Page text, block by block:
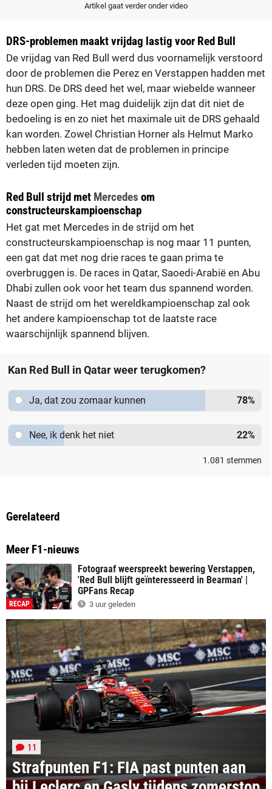
Artikel gaat verder onder video
DRS-problemen maakt vrijdag lastig voor Red Bull
De vrijdag van Red Bull werd dus voornamelijk verstoord
door de problemen die Perez en Verstappen hadden met
hun DRS. De DRS deed het wel, maar wiebelde wanneer
deze open ging. Het mag duidelijk zijn dat dit niet de
bedoeling is en zo niet het maximale uit de DRS gehaald
kan worden. Zowel Christian Horner als Helmut Marko
hebben laten weten dat de problemen in principe
verleden tijd moeten zijn.
Red Bull strijd met Mercedes om
constructeurskampioenschap
Het gat met Mercedes in de strijd om het
constructeurskampioenschap is nog maar 11 punten,
een gat dat met nog drie races te gaan prima te
overbruggen is. De races in Qatar, Saoedi-Arabië en Abu
Dhabi zullen ook voor het team dus spannend worden.
Naast de strijd om het wereldkampioenschap zal ook
het andere kampioenschap tot de laatste race
waarschijnlijk spannend blijven.
Kan Red Bull in Qatar weer terugkomen?
Ja, dat zou zomaar kunnen 78%
Nee, ik denk het niet 22%
1.081 stemmen
Gerelateerd
Meer F1-nieuws
RECAP
Fotograaf weerspreekt bewering Verstappen,
'Red Bull blijft geïnteresseerd in Bearman' |
GPFans Recap
3 uur geleden
Strafpunten F1: FIA past punten aan
11